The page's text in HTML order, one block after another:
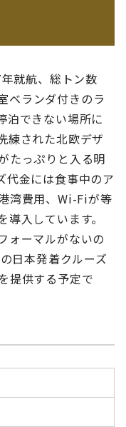
就航、総トン数
ベランダ付きのラ
泊できない場所に
練された北欧デザ
たっぷりと入る明
代金には食事中のア
湾費用、Wi-Fiが等
入しています。
ォーマルがないの
日本発着クルーズ
提供する予定で